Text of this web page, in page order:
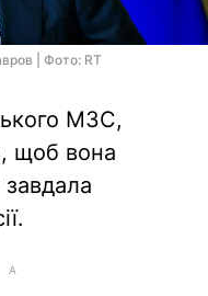
| Фото: RT
МЗС,
щоб вона